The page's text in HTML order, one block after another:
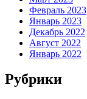
Февраль 2023
Январь 2023
Декабрь 2022
Август 2022
Январь 2022
Рубрики